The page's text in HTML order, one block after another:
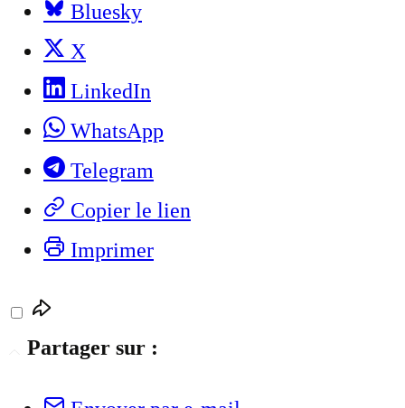
Bluesky
X
LinkedIn
WhatsApp
Telegram
Copier le lien
Imprimer
Partager sur :